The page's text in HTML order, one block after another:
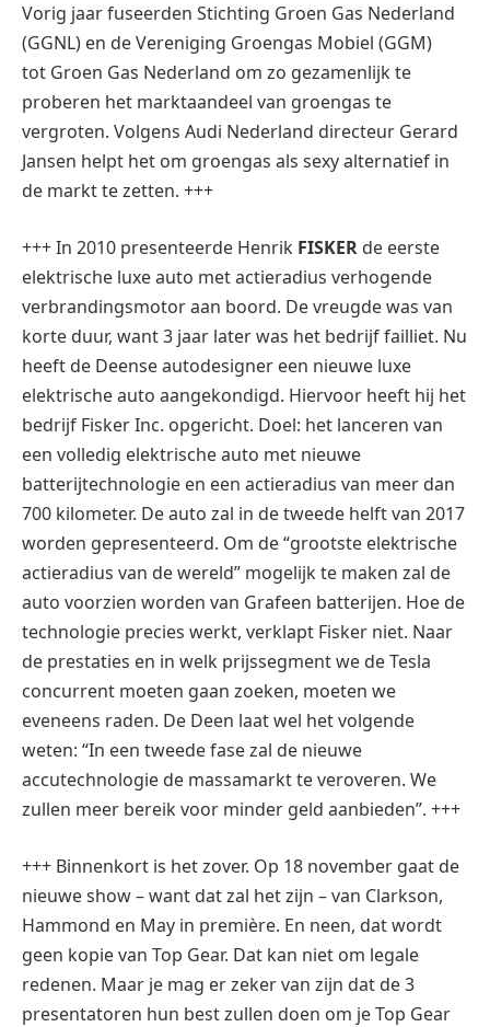
Vorig jaar fuseerden Stichting Groen Gas Nederland
(GGNL) en de Vereniging Groengas Mobiel (GGM)
tot Groen Gas Nederland om zo gezamenlijk te
proberen het marktaandeel van groengas te
vergroten. Volgens Audi Nederland directeur Gerard
Jansen helpt het om groengas als sexy alternatief in
de markt te zetten. +++
+++ In 2010 presenteerde Henrik FISKER de eerste
elektrische luxe auto met actieradius verhogende
verbrandingsmotor aan boord. De vreugde was van
korte duur, want 3 jaar later was het bedrijf failliet. Nu
heeft de Deense autodesigner een nieuwe luxe
elektrische auto aangekondigd. Hiervoor heeft hij het
bedrijf Fisker Inc. opgericht. Doel: het lanceren van
een volledig elektrische auto met nieuwe
batterijtechnologie en een actieradius van meer dan
700 kilometer. De auto zal in de tweede helft van 2017
worden gepresenteerd. Om de “grootste elektrische
actieradius van de wereld” mogelijk te maken zal de
auto voorzien worden van Grafeen batterijen. Hoe de
technologie precies werkt, verklapt Fisker niet. Naar
de prestaties en in welk prijssegment we de Tesla
concurrent moeten gaan zoeken, moeten we
eveneens raden. De Deen laat wel het volgende
weten: “In een tweede fase zal de nieuwe
accutechnologie de massamarkt te veroveren. We
zullen meer bereik voor minder geld aanbieden”. +++
+++ Binnenkort is het zover. Op 18 november gaat de
nieuwe show – want dat zal het zijn – van Clarkson,
Hammond en May in première. En neen, dat wordt
geen kopie van Top Gear. Dat kan niet om legale
redenen. Maar je mag er zeker van zijn dat de 3
presentatoren hun best zullen doen om je Top Gear